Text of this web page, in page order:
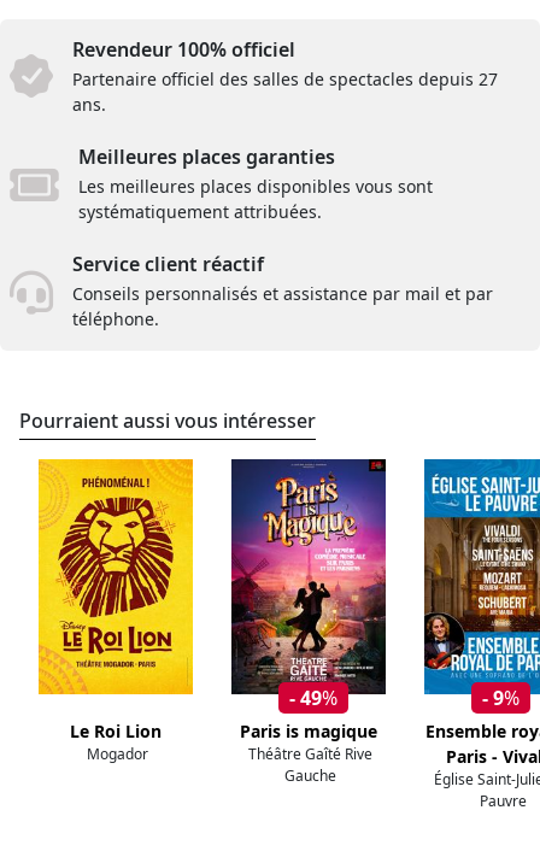
Revendeur 100% officiel
Partenaire officiel des salles de spectacles depuis 27
ans.
Meilleures places garanties
Les meilleures places disponibles vous sont
systématiquement attribuées.
Service client réactif
Conseils personnalisés et assistance par mail et par
téléphone.
Pourraient aussi vous intéresser
Le Roi Lion
Mogador
- 49%
Paris is magique
Théâtre Gaîté Rive
Gauche
- 9%
Ensemble
Paris -
Église Saint-
Pauvre